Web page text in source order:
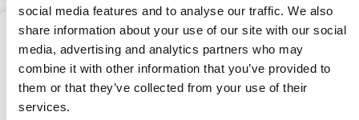
social media features and to analyse our traffic. We also
share information about your use of our site with our social
media, advertising and analytics partners who may
combine it with other information that you’ve provided to
them or that they’ve collected from your use of their
services.
17 juni, 2026
Blogs